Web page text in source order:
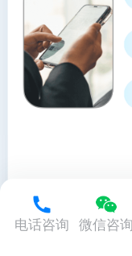
电话咨询 微信咨询